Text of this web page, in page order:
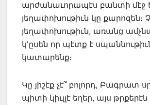
արժանաւորապէս բանտի մէջ
յեղափոխութիւն կը քարոզեն։
յեղափոխութիւն, առանց
կʼըսեն որ պէտք է
կատարենք։
Կը յիշէք չէ՞ բոլորդ, Բագրատ
պիտի կիւլլէ եղեր, այս